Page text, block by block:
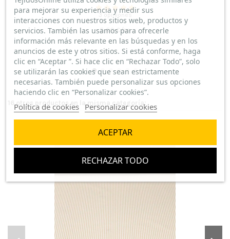
3 opiniones
5,50 €/m
16 otros productos en la misma categoría:
para mejorar su experiencia y medir sus
interacciones con nuestros sitios web, productos y
servicios. También las usamos para ofrecerle
información más relevante en las búsquedas y en los
anuncios de este y otros sitios. Si está conforme, haga
clic en “Aceptar ”. Si hace clic en “Rechazar Todo”, solo
se utilizarán las cookies que sean estrictamente
necesarias. También puede personalizar sus opciones
haciendo clic en “Personalizar cookies”.
Política de cookies Personalizar cookies
RECHAZAR TODO
ACEPTAR